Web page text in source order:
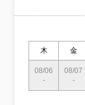
木 金
08/06
-
08/07
-